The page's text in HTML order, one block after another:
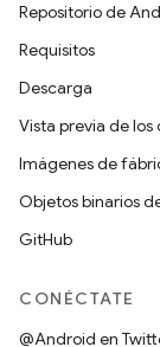
Repositorio de
Requisitos
Descarga
Vista previa de los
Imágenes de
Objetos binarios
GitHub
CONÉCTATE
@Android en